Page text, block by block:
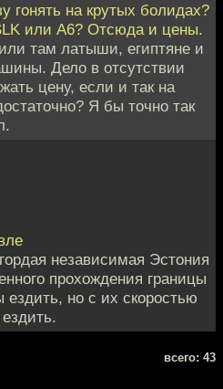
гонять на крутых болидах?
или A6? Отсюда и цены.
там латыши, египтяне и
Дело в отсутствии
цену, если и так на
Я бы точно так
независимая Эстония
прохождения границы
но с их скоростью
всего: 43